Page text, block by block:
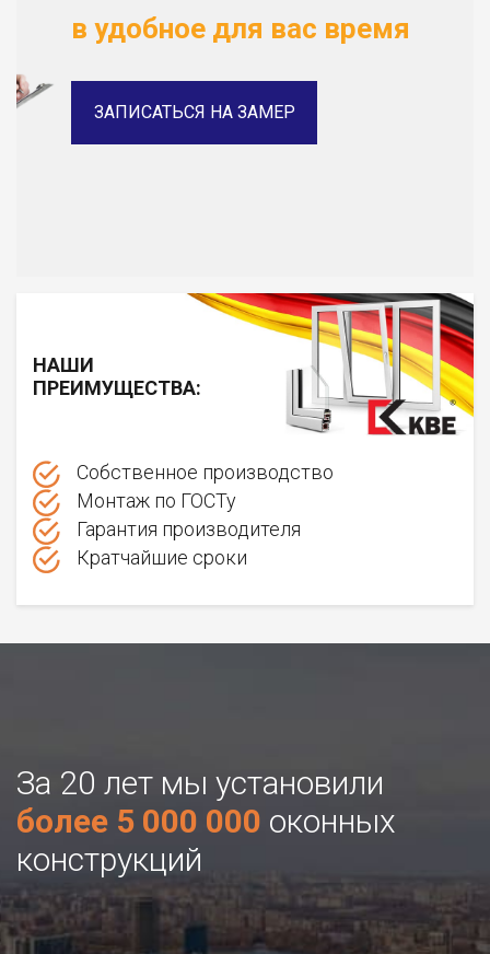
в удобное для вас время
ЗАПИСАТЬСЯ НА ЗАМЕР
НАШИ
ПРЕИМУЩЕСТВА:
Собственное производство
Монтаж по ГОСТу
Гарантия производителя
Кратчайшие сроки
За 20 лет мы установили
более 5 000 000 оконных
конструкций